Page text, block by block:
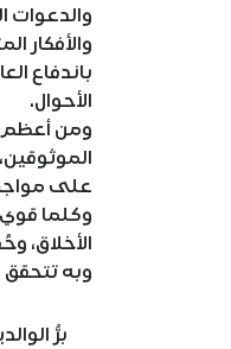
والدعوات
والأفكار
باندفاع
الأحوال.
ومن أعظم
على
وكلما
الأخلاق،
وبه تتحقق
برُّ